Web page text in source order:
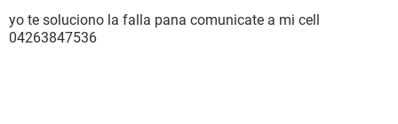
yo te soluciono la falla pana comunicate a mi cell
04263847536